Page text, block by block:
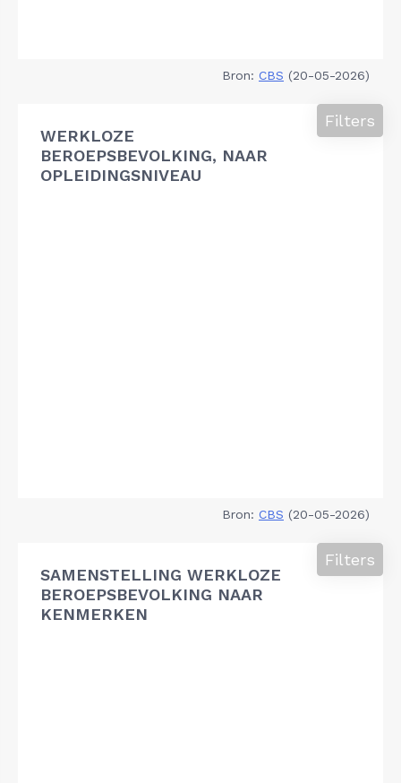
Bron: CBS (20-05-2026)
WERKLOZE
BEROEPSBEVOLKING, NAAR
OPLEIDINGSNIVEAU
Filters
Bron: CBS (20-05-2026)
SAMENSTELLING WERKLOZE
BEROEPSBEVOLKING NAAR
KENMERKEN
Filters